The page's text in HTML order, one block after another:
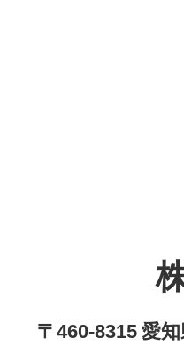
〒460-8315 愛